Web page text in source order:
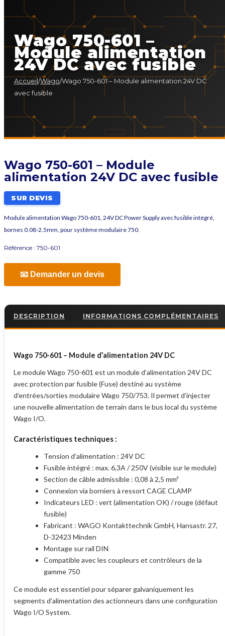
Wago 750-601 –
Module alimentation
24V DC avec fusible
Accueil/Wago/Wago 750-601 – Module alimentation 24V DC
avec fusible
Wago 750-601 – Module
alimentation 24V DC avec fusible
SUR DEVIS
Module alimentation Wago 750-601, 24V DC Power Supply avec fusible intégré,
bornes 0.08-2.5mm, pour système modulaire 750.
Référence : 750-601
📧 Demander un devis
DESCRIPTION INFORMATIONS COMPLÉMENTAIRES
Wago 750-601 – Module d’alimentation 24V DC
Le module Wago 750-601 est un module d’alimentation 24V DC
avec protection par fusible (Fuse) destiné au système
d’entrées/sorties modulaire Wago 750/753. Il permet d’injecter
une nouvelle alimentation de terrain dans le bus local du système
Wago I/O.
Caractéristiques techniques :
Tension d’alimentation : 24V DC
Fusible intégré : max. 6,3A / 250V (visible sur le module)
Section de câble admissible : 0,08 à 2,5 mm²
Connexion via borniers à ressort CAGE CLAMP
Indicateurs LED : vert (alimentation OK) / rouge (défaut
fusible)
Fabricant : WAGO Kontakttechnik GmbH, Hansastr. 27,
D-32423 Minden
Montage sur rail DIN
Compatible avec les coupleurs et contrôleurs de la
gamme 750
Ce module est essentiel pour séparer galvaniquement les
segments d’alimentation des actionneurs dans une configuration
Wago I/O System.